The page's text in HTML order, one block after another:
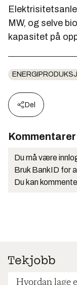
MW, og selve
kapasitet på
Del
Kommentarer
Du må være
Bruk BankID for
Du kan
Hvordan lage